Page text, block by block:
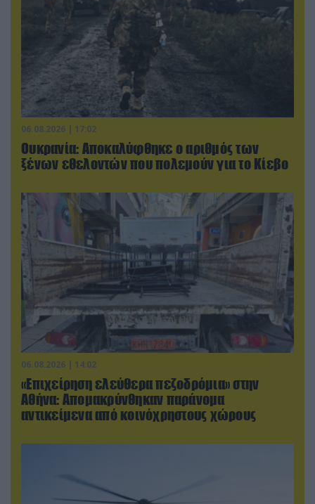
06.08.2026 | 17:02
Ουκρανία: Αποκαλύφθηκε ο αριθμός των
ξένων εθελοντών που πολεμούν για το Κίεβο
06.08.2026 | 14:02
«Επιχείρηση ελεύθερα πεζοδρόμια» στην
Αθήνα: Απομακρύνθηκαν παράνομα
αντικείμενα από κοινόχρηστους χώρους